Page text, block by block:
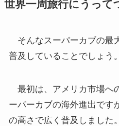
世界一周旅行にうって
そんなスーパーカブの最
普及していることでしょう。
最初は、アメリカ市場へ
ーパーカブの海外進出です
の高さで広く普及しました。